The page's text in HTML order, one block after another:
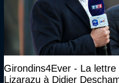
Girondins4Ever - La
Lizarazu à Didier